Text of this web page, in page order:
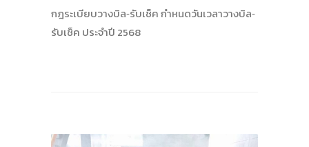
กฎระเบียบวางบิล‐รับเช็ค กําหนดวันเวลาวางบิล‐
รับเช็ค ประจําปี 2568